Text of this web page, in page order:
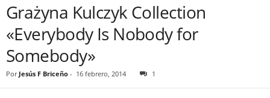
Grażyna Kulczyk Collection
«Everybody Is Nobody for
Somebody»
Por Jesús F Briceño - 16 febrero, 2014 1